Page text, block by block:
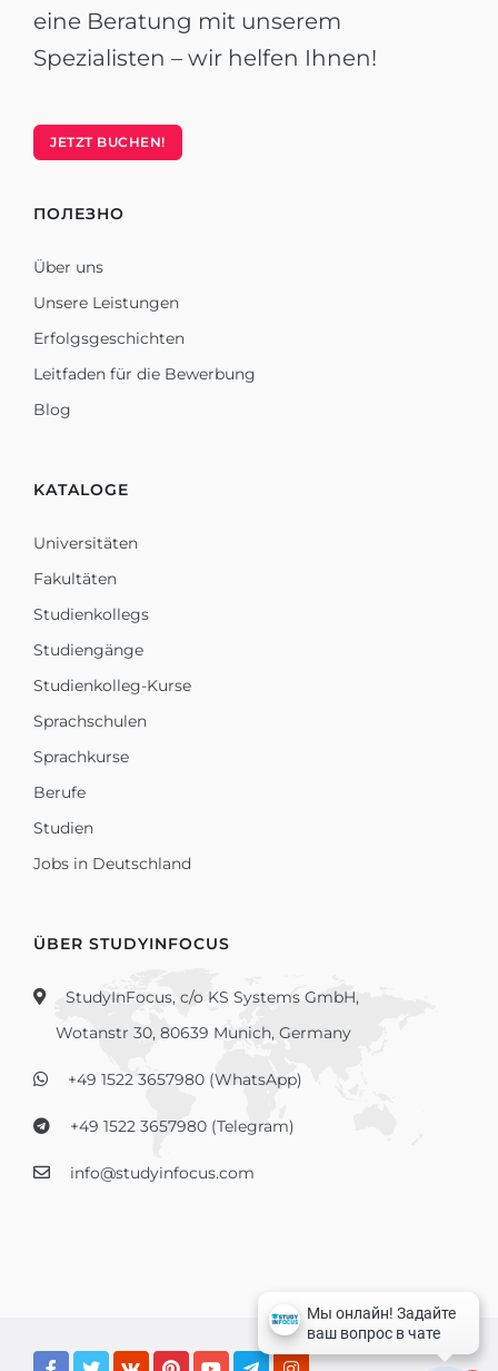
eine Beratung mit unserem
Spezialisten – wir helfen Ihnen!
JETZT BUCHEN!
ПОЛЕЗНО
Über uns
Unsere Leistungen
Erfolgsgeschichten
Leitfaden für die Bewerbung
Blog
KATALOGE
Universitäten
Fakultäten
Studienkollegs
Studiengänge
Studienkolleg-Kurse
Sprachschulen
Sprachkurse
Berufe
Studien
Jobs in Deutschland
ÜBER STUDYINFOCUS
StudyInFocus, c/o KS Systems GmbH,
Wotanstr 30, 80639 Munich, Germany
+49 1522 3657980 (WhatsApp)
+49 1522 3657980 (Telegram)
info@studyinfocus.com